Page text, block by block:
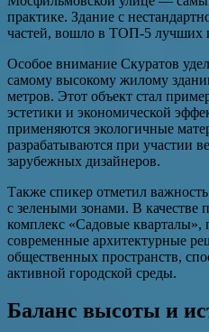
практике. Здание с
частей, вошло в ТОП-5 лучших
Особое внимание Скуратов
самому высокому жилому
метров. Этот объект стал
эстетики и экономической
применяются экологичные
разрабатываются при участии
зарубежных дизайнеров.
Также спикер отметил
с зелеными зонами. В качестве
комплекс «Садовые кварталы»,
современные архитектурные
общественных пространств,
активной городской среды.
Баланс высоты и